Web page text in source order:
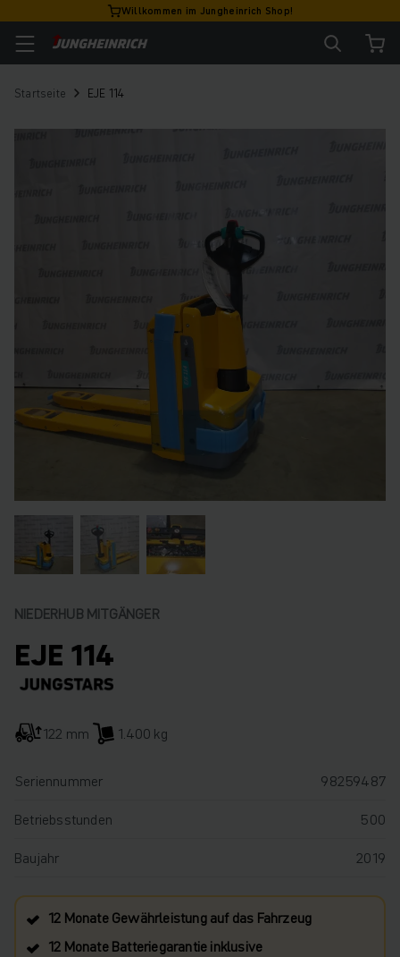
Willkommen im Jungheinrich Shop!
Startseite EJE 114
NIEDERHUB MITGÄNGER
EJE 114
122 mm 1.400 kg
Seriennummer
98259487
Betriebsstunden
500
Baujahr
2019
12 Monate Gewährleistung auf das Fahrzeug
12 Monate Batteriegarantie inklusive